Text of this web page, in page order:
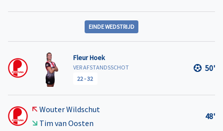
EINDE WEDSTRIJD
Fleur Hoek
VER AFSTANDSSCHOT
22-32
50'
Wouter Wildschut
Tim van Oosten
48'